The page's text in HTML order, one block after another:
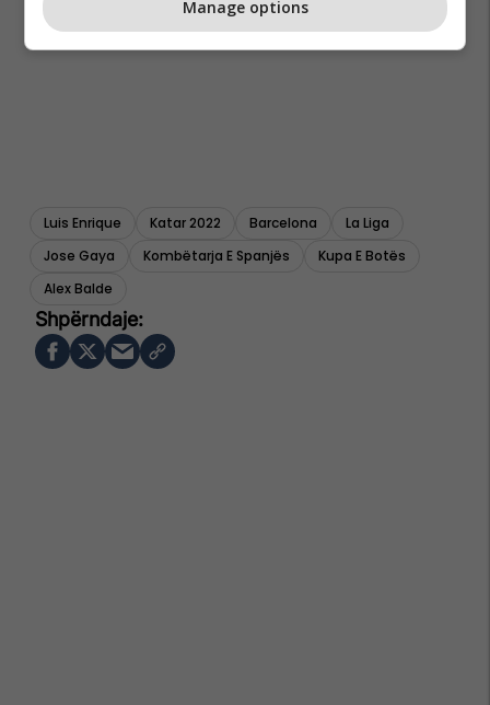
Luis Enrique Katar 2022 Barcelona
La Liga
Jose Gaya
Kombëtarja E Spanjës
Kupa E Botës
Alex Balde
Manage options